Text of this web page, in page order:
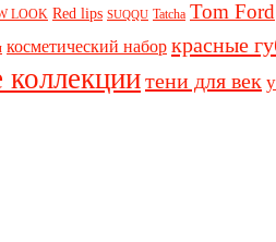
LOOK Red lips SUQQU Tatcha Tom Ford
косметический набор красные
коллекциитени для век